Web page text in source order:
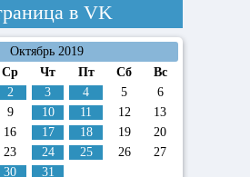
в VK
Октябрь 2019
Ср Чт Пт Сб
Вс
2 3 4 5
6
9 10 11 12
13
16 17 18 19
20
23 24 25 26
27
30 31